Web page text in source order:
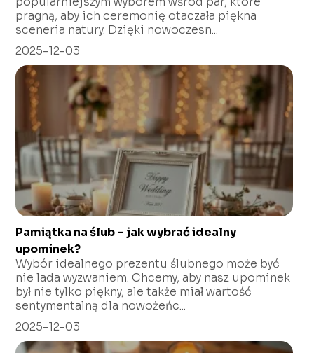
pragną, aby ich ceremonię otaczała piękna
sceneria natury. Dzięki nowoczesn...
2025-12-03
Pamiątka na ślub – jak wybrać idealny
upominek?
Wybór idealnego prezentu ślubnego może być
nie lada wyzwaniem. Chcemy, aby nasz upominek
był nie tylko piękny, ale także miał wartość
sentymentalną dla nowożeńc...
2025-12-03